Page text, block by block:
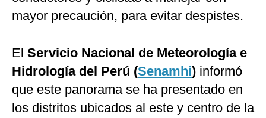
mayor precaución, para evitar despistes.
El Servicio Nacional de Meteorología e
Hidrología del Perú (Senamhi) informó
que este panorama se ha presentado en
los distritos ubicados al este y centro de la